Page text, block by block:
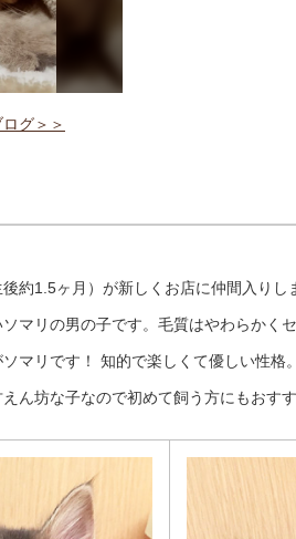
グ＞＞
約1.5ヶ月）が新しくお店に仲間入りし
マリの男の子です。毛質はやわらかく
マリです！ 知的で楽しくて優しい性格
ん坊な子なので初めて飼う方にもおす